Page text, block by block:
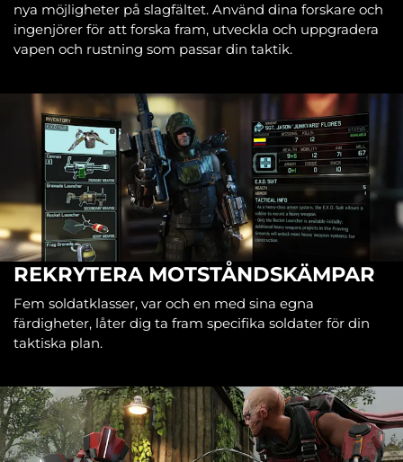
nya möjligheter på slagfältet. Använd dina forskare och
ingenjörer för att forska fram, utveckla och uppgradera
vapen och rustning som passar din taktik.
REKRYTERA MOTSTÅNDSKÄMPAR
Fem soldatklasser, var och en med sina egna
färdigheter, låter dig ta fram specifika soldater för din
taktiska plan.